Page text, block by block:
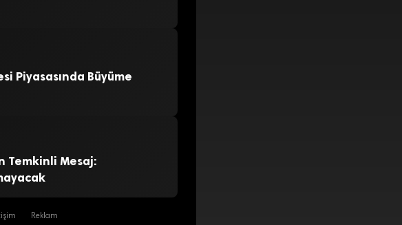
Piyasasında Büyüme
Temkinli Mesaj:
Reklam